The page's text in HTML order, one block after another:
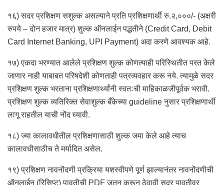
१६) सदर प्रशिक्षण सशुल्क असल्याने प्रति प्रशिक्षणार्थी रु.२,०००/- (अक्षरी
रुपये – दोन हजार मात्र) शुल्क ऑनलाईन पद्धतीने (Credit Card, Debit
Card Internet Banking, UPI Payment) अदा करणे आवश्यक आहे.
१७) एकदा भरण्यात आलेले प्रशिक्षण शुल्क कोणत्याही परिस्थितीत परत केले
जाणार नाही याबाबत परिषदेशी कोणताही पत्रव्यवहार करू नये. त्यामुळे सदर
प्रशिक्षण शुल्क भरताना प्रशिक्षणार्थ्यांनी स्वतःची माहिकाळजीपूर्वक भरावी.
प्रशिक्षण शुल्क व्यतिरिक्त सेवाशुल्क बँकेच्या guideline नुसार प्रशिक्षणार्थी
लागू राहतील याची नोंद घ्यावी.
१८) ज्या कालावधीतील प्रशिक्षणासाठी शुल्क जमा केले आहे त्याच
कालावधीसाठीच ते मर्यादित असेल.
१९) प्रशिक्षण नावनोंदणी प्रक्रिया यशस्वीपणे पूर्ण झाल्यानंतर नावनोंदणीची
ऑनलाईन (रिसिप्ट) पावतीची PDF जतन करून ठेवावी सदर पावतीवर